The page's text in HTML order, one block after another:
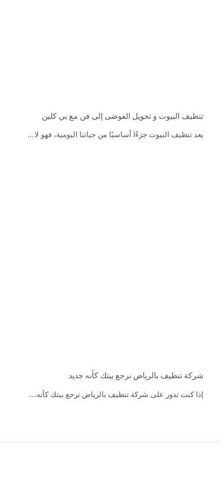
تنظيف البيوت و تحويل الفوضى إلى فن مع بي كلين
يعد تنظيف البيوت جزءًا أساسيًا من حياتنا اليومية، فهو لا…
شركة تنظيف بالرياض نرجع بيتك كأنه جديد
إذا كنت تدور على شركة تنظيف بالرياض ترجع بيتك كأنه…